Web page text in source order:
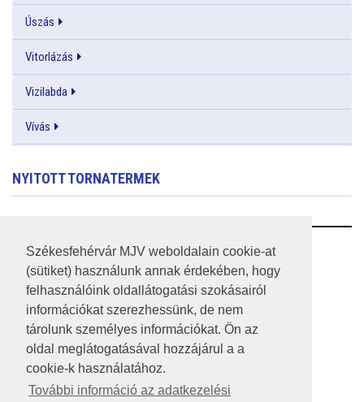
Székesfehérvár MJV weboldalain cookie-at
(sütiket) használunk annak érdekében, hogy
felhasználóink oldallátogatási szokásairól
információkat szerezhessünk, de nem
tárolunk személyes információkat. Ön az
oldal meglátogatásával hozzájárul a a
cookie-k használatához.
További információ az adatkezelési
Úszás
Vitorlázás
Vizilabda
Vívás
NYITOTT TORNATERMEK
RSS
A HONLAP 2017.03.31-I ÁLLAPOTA
JOGI NYILATKOZAT
IMPRESSZUM